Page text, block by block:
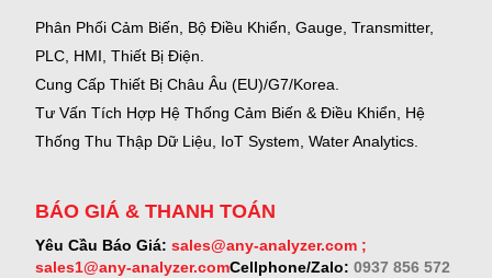
Phân Phối Cảm Biến, Bộ Điều Khiển, Gauge, Transmitter,
PLC, HMI, Thiết Bị Điện.
Cung Cấp Thiết Bị Châu Âu (EU)/G7/Korea.
Tư Vấn Tích Hợp Hệ Thống Cảm Biến & Điều Khiển, Hệ
Thống Thu Thập Dữ Liệu, IoT System, Water Analytics.
BÁO GIÁ & THANH TOÁN
Yêu Cầu Báo Giá: sales@any-analyzer.com ;
sales1@any-analyzer.comCellphone/Zalo: 0937 856 572